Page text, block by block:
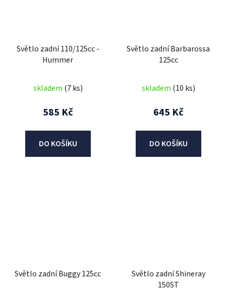
Světlo zadní 110/125cc -
Hummer
skladem (7 ks)
585 Kč
DO KOŠÍKU
Světlo zadní Barbarossa
125cc
skladem (10 ks)
645 Kč
DO KOŠÍKU
Světlo zadní Buggy 125cc
Světlo zadní Shineray
150ST